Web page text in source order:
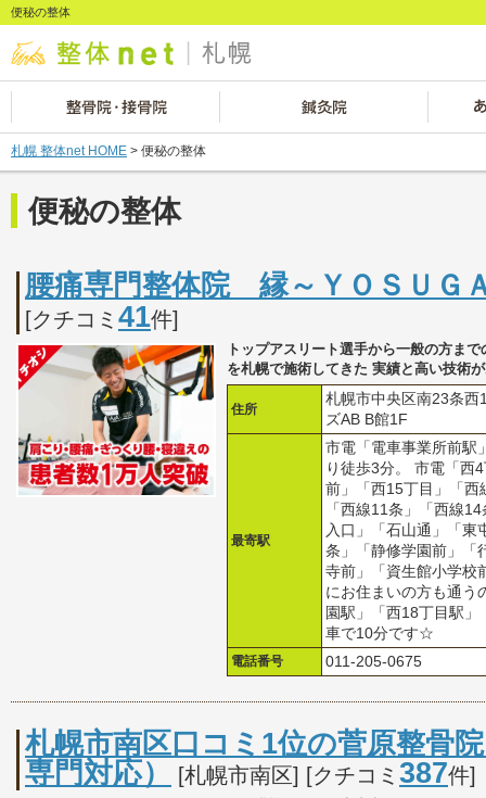
便秘の整体
札幌 整体net HOME > 便秘の整体
便秘の整体
腰痛専門整体院 縁～ＹＯＳＵ
[クチコミ 41件]
トップアスリート選手から一般の方ま
を札幌で施術してきた 実績と高い技術
住所
札幌市中央区南23条西
ズAB B館1F
最寄駅
市電「電車事業所前駅
り徒歩3分。 市電「西
前」「西15丁目」「西
「西線11条」「西線
入口」「石山通」「東
条」「静修学園前」「
寺前」「資生館小学校
にお住まいの方も通
園駅」「西18丁目駅
車で10分です☆
電話番号 011-205-0675
札幌市南区口コミ1位の菅原整骨
専門対応）
[札幌市南区] [クチコミ 387件]